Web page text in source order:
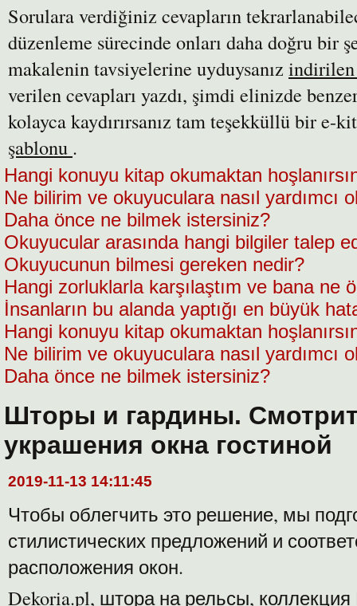
Sorulara verdiğiniz cevapların
düzenleme sürecinde onları daha doğru bir
makalenin tavsiyelerine uyduysanız
verilen cevapları yazdı, şimdi elinizde
kolayca kaydırırsanız tam teşekküllü bir e-
şablonu .
Hangi konuyu kitap okumaktan
Ne bilirim ve okuyuculara nasıl yardımcı
Daha önce ne bilmek istersiniz?
Okuyucular arasında hangi bilgiler talep
Okuyucunun bilmesi gereken nedir?
Hangi zorluklarla karşılaştım ve bana ne
İnsanların bu alanda yaptığı en büyük
Hangi konuyu kitap okumaktan
Ne bilirim ve okuyuculara nasıl yardımcı
Daha önce ne bilmek istersiniz?
Шторы и гардины.
украшения окна гостиной
2019-11-13 14:11:45
Чтобы облегчить это решение, мы
стилистических предложений и
расположения окон.
Dekoria.pl, штора на рельсы,